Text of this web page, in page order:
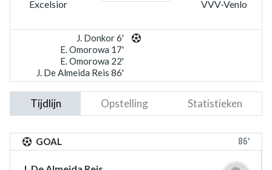
Excelsior VVV-Venlo
J. Donkor 6'
E. Omorowa 17'
E. Omorowa 22'
J. De Almeida Reis 86'
Tijdlijn Opstelling Statistieken
GOAL 86'